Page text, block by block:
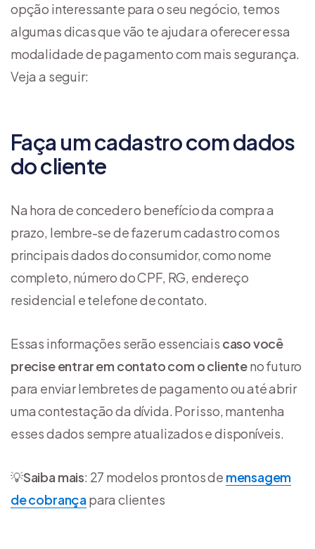
opção interessante para o seu negócio, temos
algumas dicas que vão te ajudar a oferecer essa
modalidade de pagamento com mais segurança.
Veja a seguir:
Faça um cadastro com dados
do cliente
Na hora de conceder o benefício da compra a
prazo, lembre-se de fazer um cadastro com os
principais dados do consumidor, como nome
completo, número do CPF, RG, endereço
residencial e telefone de contato.
Essas informações serão essenciais caso você
precise entrar em contato com o clienteno futuro
para enviar lembretes de pagamento ou até abrir
uma contestação da dívida. Por isso, mantenha
esses dados sempre atualizados e disponíveis.
💡Saiba mais: 27 modelos prontos de mensagem
de cobrançapara clientes